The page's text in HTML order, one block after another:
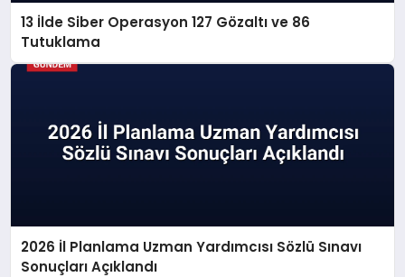
13 İlde Siber Operasyon 127 Gözaltı ve 86
Tutuklama
2026 İl Planlama Uzman Yardımcısı Sözlü Sınavı
Sonuçları Açıklandı